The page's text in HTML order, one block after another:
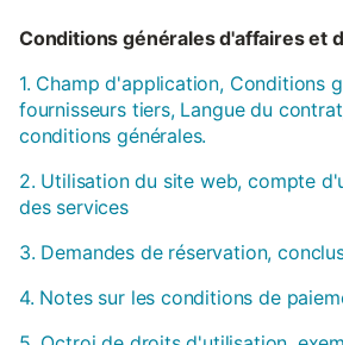
Conditions générales d'affaires et
1. Champ d'application, Conditions
fournisseurs tiers, Langue du
conditions générales.
2. Utilisation du site web, compte
des services
3. Demandes de réservation,
4. Notes sur les conditions de